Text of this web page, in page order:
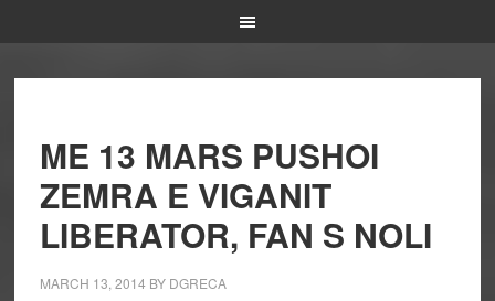
ME 13 MARS PUSHOI
ZEMRA E VIGANIT
LIBERATOR, FAN S NOLI
MARCH 13, 2014 BY DGRECA